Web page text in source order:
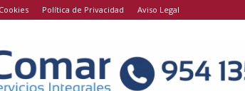
Política de Privacidad Aviso Legal